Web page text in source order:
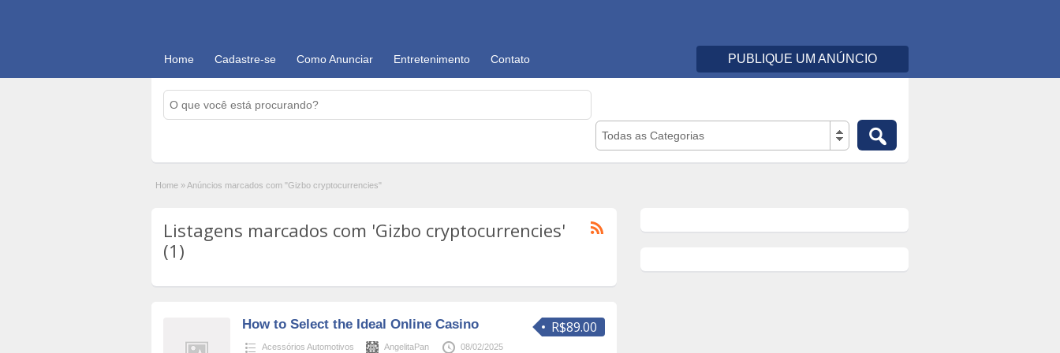
Home Cadastre-se Como Anunciar Entretenimento Contato PUBLIQUE UM ANÚNCIO
Todas as Categorias
Home »Anúncios marcados com "Gizbo cryptocurrencies"
Listagens marcados com 'Gizbo cryptocurrencies'
(1)
R$89.00
How to Select the Ideal Online Casino
Acessórios Automotivos AngelitaPan 08/02/2025